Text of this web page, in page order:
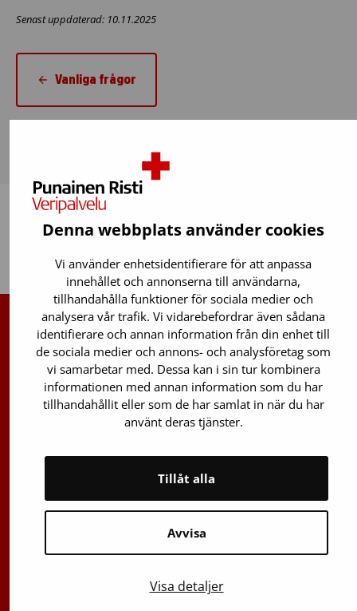
Denna webbplats använder cookies
Vi använder enhetsidentifierare för att anpassa
innehållet och annonserna till användarna,
tillhandahålla funktioner för sociala medier och
analysera vår trafik. Vi vidarebefordrar även sådana
identifierare och annan information från din enhet till
de sociala medier och annons- och analysföretag som
vi samarbetar med. Dessa kan i sin tur kombinera
informationen med annan information som du har
tillhandahållit eller som de har samlat in när du har
använt deras tjänster.
Avvisa
Tillåt alla
Visa detaljer
Senast uppdaterad: 10.11.2025
Vanliga frågor
Finlands Röda Kors Blodtjänst
Avgiftsfri infotelefon:
0800 0 5801
Stamcellsregistrets info:
Växel029 300 1010